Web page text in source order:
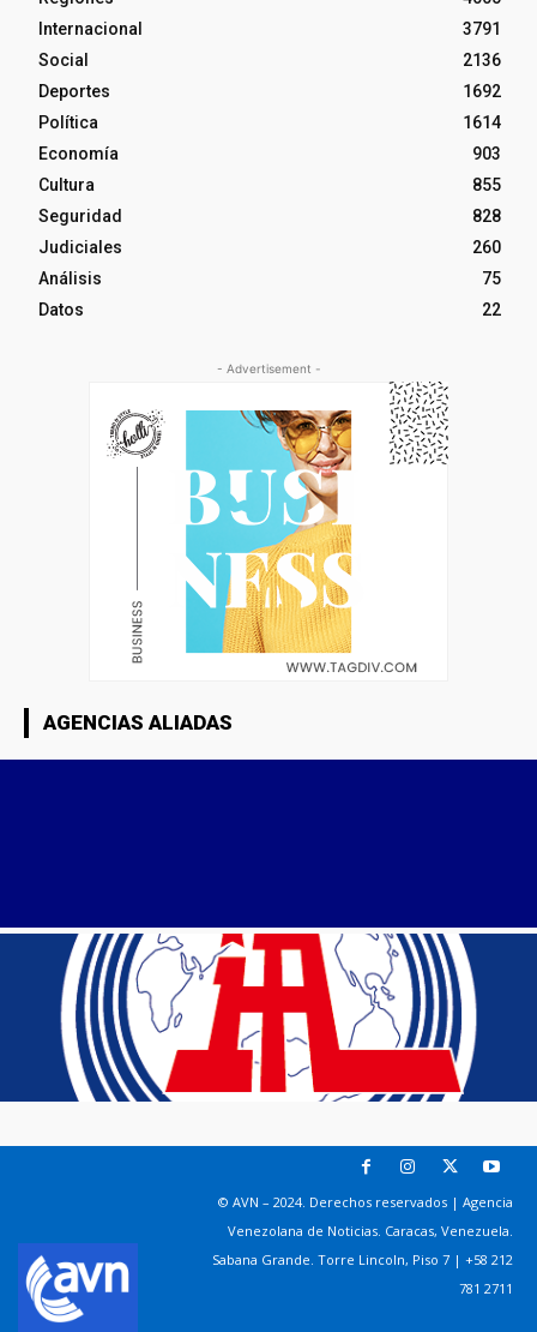
Internacional
3791
Social
2136
Deportes
1692
Política
1614
Economía
903
Cultura
855
Seguridad
828
Judiciales
260
Análisis
75
Datos
22
- Advertisement -
AGENCIAS ALIADAS
© AVN – 2024. Derechos reservados | Agencia
Venezolana de Noticias. Caracas, Venezuela.
Sabana Grande. Torre Lincoln, Piso 7 | +58 212
781 2711